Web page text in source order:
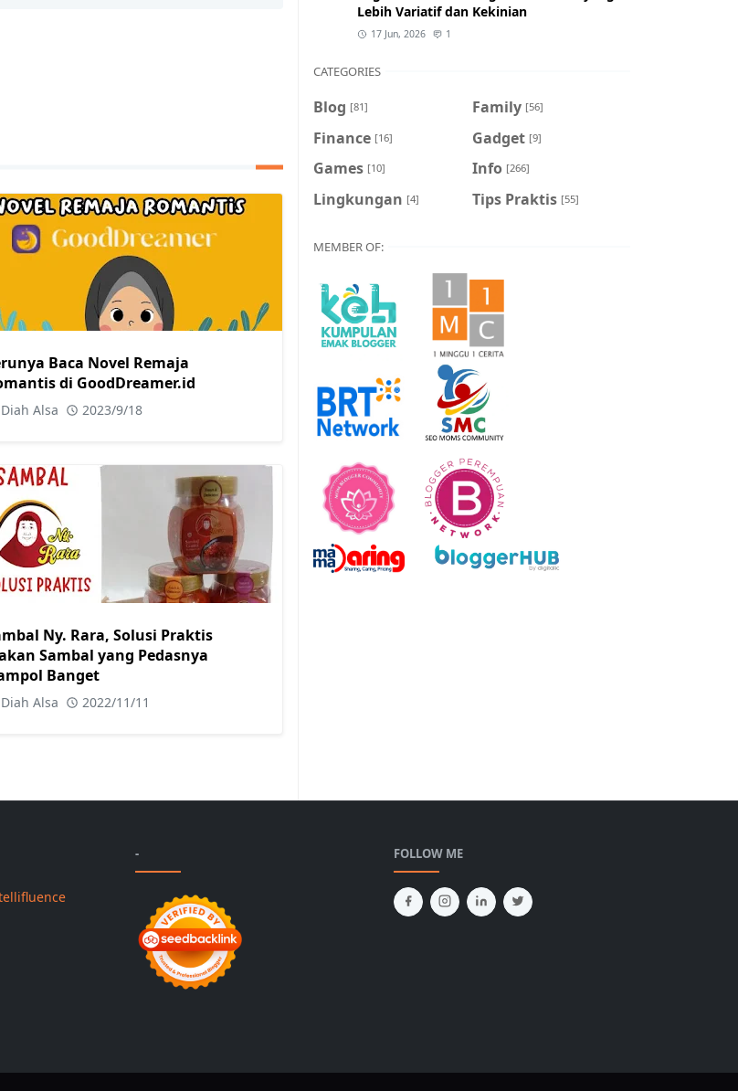
Baca Novel Remaja
di GoodDreamer.id
Diah Alsa 2023/9/18
Ny. Rara, Solusi Praktis
Sambal yang Pedasnya
Banget
Diah Alsa 2022/11/11
Lebih Variatif dan Kekinian
17 Jun, 2026 1
CATEGORIES
Blog [81] Family [56]
Finance [16] Gadget [9]
Games [10] Info [266]
Lingkungan [4] Tips Praktis [55]
MEMBER OF:
- FOLLOW ME